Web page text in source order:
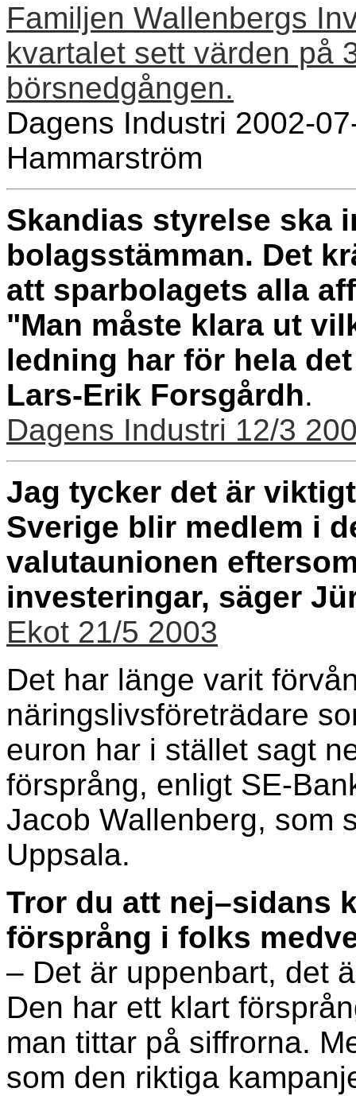
Familjen Wallenbergs
kvartalet sett värden på
börsnedgången.
Dagens Industri 2002-
Hammarström
Skandias styrelse ska
bolagsstämman. Det
att sparbolagets alla
"Man måste klara ut
ledning har för hela
Lars-Erik Forsgårdh.
Dagens Industri 12/3
Jag tycker det är
Sverige blir medlem i
valutaunionen
investeringar, säger
Ekot 21/5 2003
Det har länge varit
näringslivsföreträdare
euron har i stället sagt
försprång, enligt SE-
Jacob Wallenberg, som
Uppsala.
Tror du att nej–sidans
försprång i folks
– Det är uppenbart, det
Den har ett klart
man tittar på siffrorna.
som den riktiga